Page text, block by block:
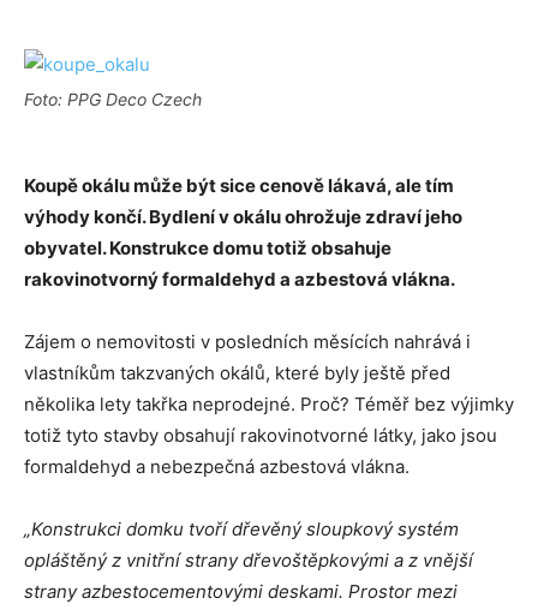
Foto: PPG Deco Czech
Koupě okálu může být sice cenově lákavá, ale tím
výhody končí. Bydlení v okálu ohrožuje zdraví jeho
obyvatel. Konstrukce domu totiž obsahuje
rakovinotvorný formaldehyd a azbestová vlákna.
Zájem o nemovitosti v posledních měsících nahrává i
vlastníkům takzvaných okálů, které byly ještě před
několika lety takřka neprodejné. Proč? Téměř bez výjimky
totiž tyto stavby obsahují rakovinotvorné látky, jako jsou
formaldehyd a nebezpečná azbestová vlákna.
„Konstrukci domku tvoří dřevěný sloupkový systém
opláštěný z vnitřní strany dřevoštěpkovými a z vnější
strany azbestocementovými deskami. Prostor mezi